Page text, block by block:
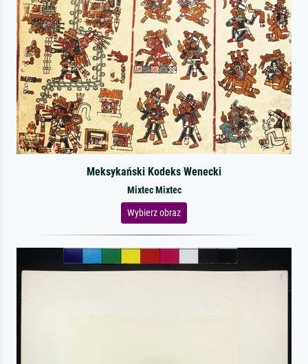
Meksykański Kodeks Wenecki
Mixtec Mixtec
Wybierz obraz